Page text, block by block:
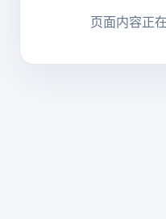
页面内容正